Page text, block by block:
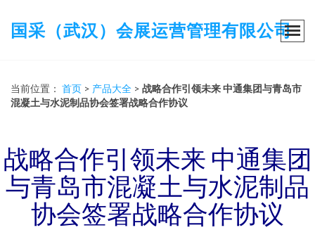
国采（武汉）会展运营管理有限公司
当前位置： 首页 > 产品大全 > 战略合作引领未来 中通集团与青岛市
混凝土与水泥制品协会签署战略合作协议
战略合作引领未来 中通集团
与青岛市混凝土与水泥制品
协会签署战略合作协议